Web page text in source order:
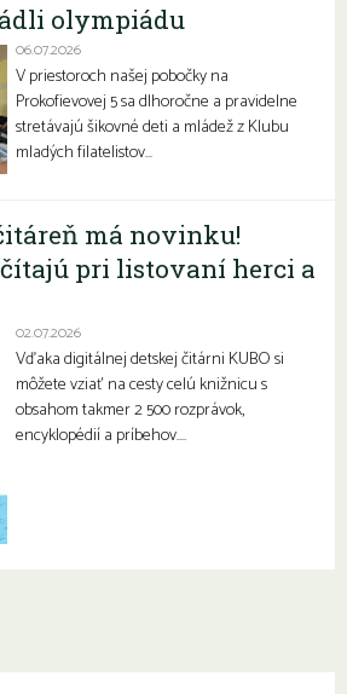
olympiádu
06.07.2026
V priestoroch našej pobočky na
Prokofievovej 5 sa dlhoročne a pravidelne
stretávajú šikovné deti a mládež z Klubu
mladých filatelistov…
má novinku!
pri listovaní herci a
02.07.2026
Vďaka digitálnej detskej čitárni KUBO si
môžete vziať na cesty celú knižnicu s
obsahom takmer 2 500 rozprávok,
encyklopédií a príbehov….